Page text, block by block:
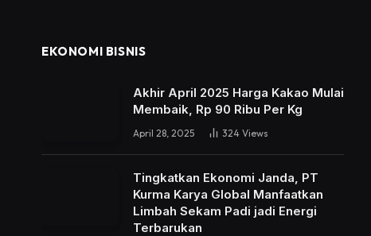
EKONOMI BISNIS
Akhir April 2025 Harga Kakao Mulai
Membaik, Rp 90 Ribu Per Kg
April 28, 2025 324 Views
Tingkatkan Ekonomi Janda, PT
Kurma Karya Global Manfaatkan
Limbah Sekam Padi jadi Energi
Terbarukan